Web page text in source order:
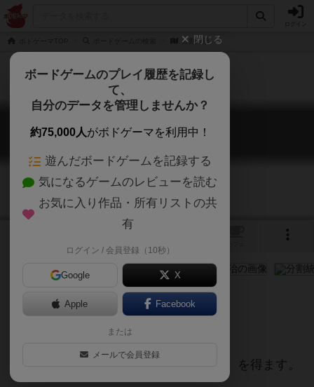
分割統治
分割統治
D.E.I.: Divide et Impera
荒廃し寒冷化した近未来のロンドンで
各部隊（プレイヤー）は資源を集め
ミッションを達成して補給物資（得点）を得ます。
閉じる
ボードゲームのプレイ履歴を記録し
て、
自分のデータを管理しませんか？
約75,000人がボドゲーマを利用中！
遊んだボードゲームを記録する
気になるゲームのレビューを読む
お気に入り作品・所有リストの共
有
ログイン / 会員登録（10秒）
Google X
Apple Facebook
または
メールで会員登録